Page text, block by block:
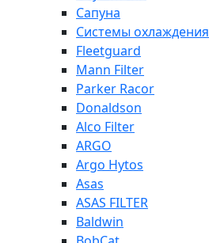
Сапуна
Системы охлаждения
Fleetguard
Mann Filter
Parker Racor
Donaldson
Alco Filter
ARGO
Argo Hytos
Asas
ASAS FILTER
Baldwin